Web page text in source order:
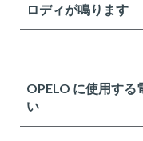
ロディが鳴ります
OPELO に使用する
い